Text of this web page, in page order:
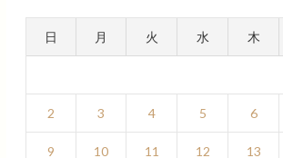
日 月 火 水 木
2 3 4 5 6
9 10 11 12 13